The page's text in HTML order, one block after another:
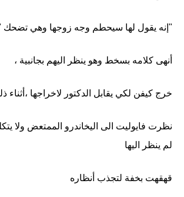
"إنه يقول لها سيحطم وجه زوجها وهي تضحك
أنهى كلامه بسخط وهو ينظر اليهم بجانبية ،
خرج كيفن لكي يقابل الدكتور لاخراجها ،أثناء
نظرت فايوليت الى اليخاندرو الممتعض ولا
لم ينظر اليها
قهقهت بخفة لتجذب أنظاره